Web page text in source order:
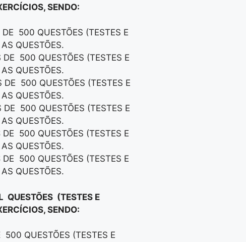
SENDO:
500 QUESTÕES (TESTES E
QUESTÕES.
500 QUESTÕES (TESTES E
QUESTÕES.
DE 500 QUESTÕES (TESTES E
QUESTÕES.
DE 500 QUESTÕES (TESTES E
QUESTÕES.
500 QUESTÕES (TESTES E
QUESTÕES.
500 QUESTÕES (TESTES E
QUESTÕES.
QUESTÕES (TESTES E
SENDO:
500 QUESTÕES (TESTES E